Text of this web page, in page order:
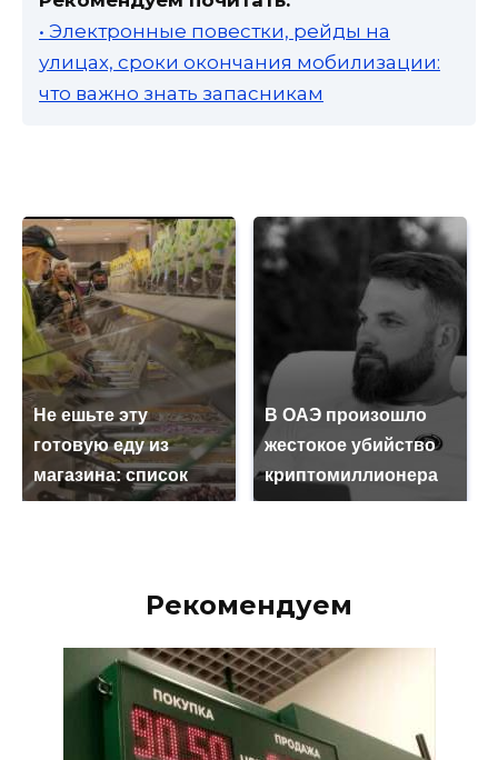
• Электронные повестки, рейды на
улицах, сроки окончания мобилизации:
что важно знать запасникам
Не ешьте эту
готовую еду из
магазина: список
В ОАЭ произошло
жестокое убийство
криптомиллионера
Рекомендуем